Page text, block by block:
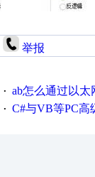
举报
· ab怎么通过以太网
· C#与VB等PC高级语言与